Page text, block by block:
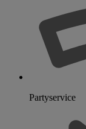
Partyservice